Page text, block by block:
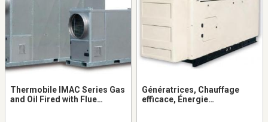
Thermobile IMAC Series Gas
and Oil Fired with Flue
Génératrices, Chauffage
efficace, Énergie